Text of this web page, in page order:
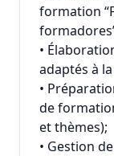
formation
•
adaptés à
•
de
et thèmes);
• Gestion